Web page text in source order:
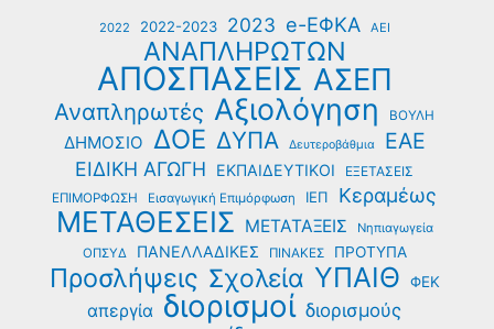
2022 2022-2023 2023 e-ΕΦΚΑ ΑΕΙ
ΑΝΑΠΛΗΡΩΤΩΝ
ΑΠΟΣΠΑΣΕΙΣ ΑΣΕΠ
Αναπληρωτές Αξιολόγηση ΒΟΥΛΗ
ΔΗΜΟΣΙΟ ΔΟΕ ΔΥΠΑ Δευτεροβάθμια ΕΑΕ
ΕΙΔΙΚΗ ΑΓΩΓΗ ΕΚΠΑΙΔΕΥΤΙΚΟΙ ΕΞΕΤΑΣΕΙΣ
ΕΠΙΜΟΡΦΩΣΗ Εισαγωγική Επιμόρφωση ΙΕΠ Κεραμέως
ΜΕΤΑΘΕΣΕΙΣ ΜΕΤΑΤΑΞΕΙΣ
Νηπιαγωγεία
ΟΠΣΥΔ
ΠΑΝΕΛΛΑΔΙΚΕΣ ΠΙΝΑΚΕΣ ΠΡΟΤΥΠΑ
Προσλήψεις Σχολεία ΥΠΑΙΘ ΦΕΚ
απεργία διορισμοί διορισμούς